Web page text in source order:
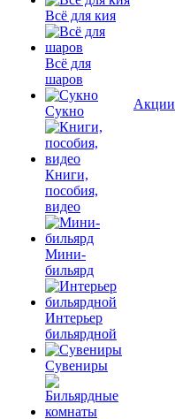
Всё для кия
Всё для
шаров
Сукно
Книги,
пособия,
видео
Мини-
бильярд
Интерьер
бильярдной
Сувениры
Акции